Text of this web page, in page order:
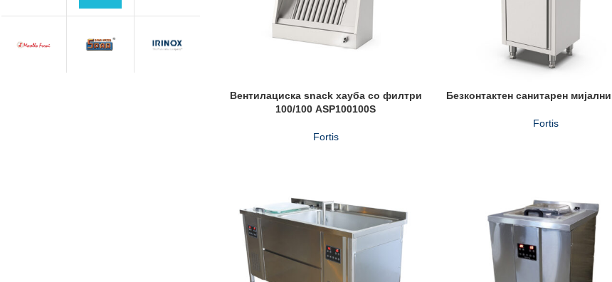
Вентилациска snack хауба со филтри
100/100 ASP100100S
Fortis
Безконтактен санитарен
Fortis